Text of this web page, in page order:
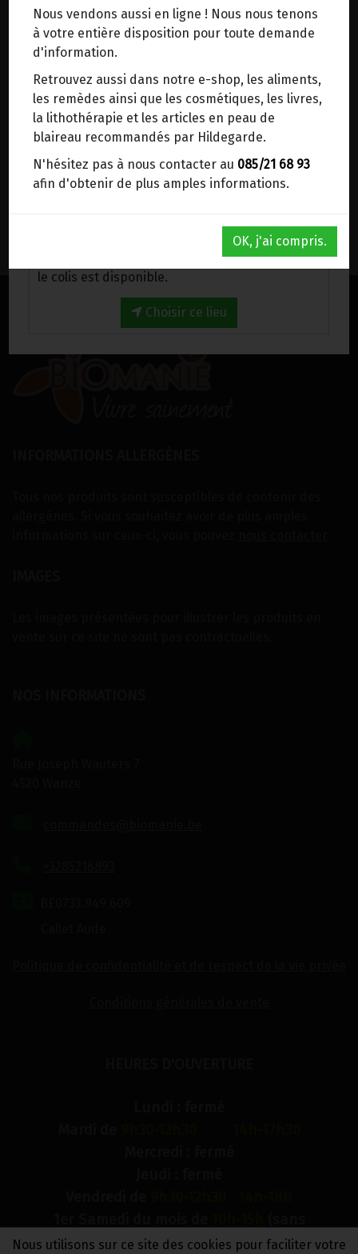
Nous vendons aussi en ligne ! Nous nous tenons
à votre entière disposition pour toute demande
d'information.
Retrouvez aussi dans notre e-shop, les aliments,
les remèdes ainsi que les cosmétiques, les livres,
la lithothérapie et les articles en peau de
blaireau recommandés par Hildegarde.
N'hésitez pas à nous contacter au 085/21 68 93
afin d'obtenir de plus amples informations.
OK, j'ai compris.
Nous utilisons sur ce site des cookies pour faciliter votre
Merci de signaler dans les commentaires, le
point d'enlèvement choisi.
Sinon, vous pouvez envoyer un mail avec le
point d'enlèvement désiré ou bien nous vous
recontacterons afin de déterminer ensemble le
lieu de livraison choisi.
Choisir ce lieu
Au magasin de Wanze (BE)
Venez chercher votre commande au magasin,
le colis est disponible.
Choisir ce lieu
- 1 pc +
39.95€
interruption)